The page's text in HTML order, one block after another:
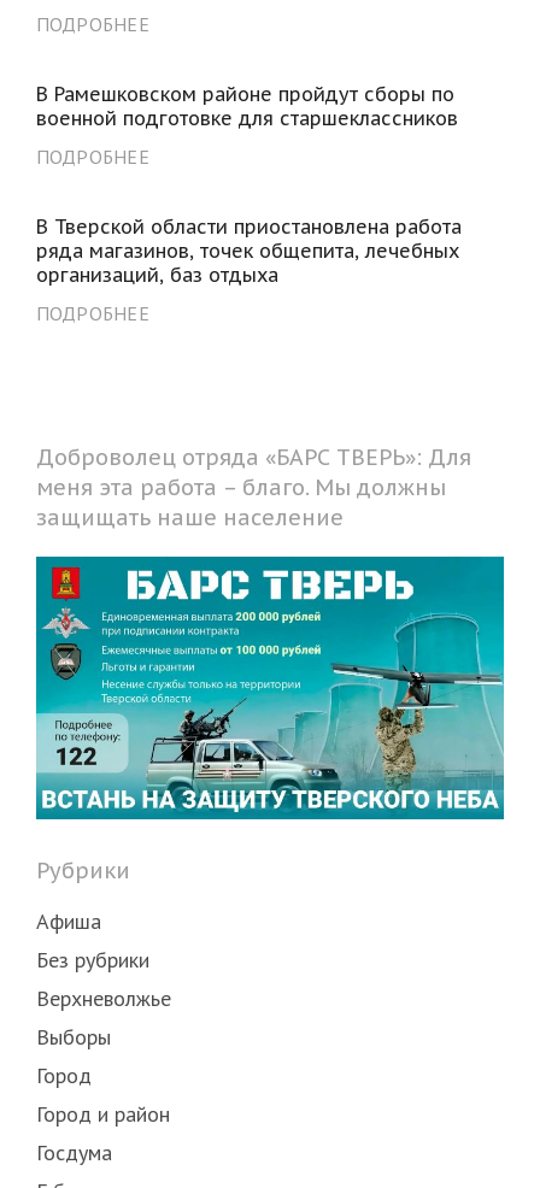
ПОДРОБНЕЕ
В Рамешковском районе пройдут сборы по
военной подготовке для старшеклассников
ПОДРОБНЕЕ
В Тверской области приостановлена работа
ряда магазинов, точек общепита, лечебных
организаций, баз отдыха
ПОДРОБНЕЕ
Доброволец отряда «БАРС ТВЕРЬ»: Для
меня эта работа – благо. Мы должны
защищать наше население
Рубрики
Афиша
Без рубрики
Верхневолжье
Выборы
Город
Город и район
Госдума